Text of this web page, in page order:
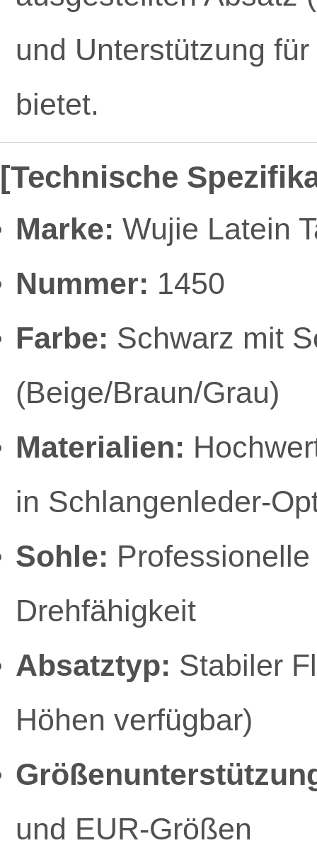
und Unterstützung
bietet.
[Technische
Marke: Wujie Latein
Nummer: 1450
Farbe: Schwarz mit
(Beige/Braun/Grau)
Materialien:
in Schlangenleder-
Sohle:
Drehfähigkeit
Absatztyp: Stabiler
Höhen verfügbar)
und EUR-Größen